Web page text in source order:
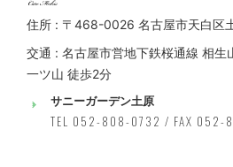
住所 : 〒468-0026 名古屋市天白区
交通 : 名古屋市営地下鉄桜通線 相生
一ツ山 徒歩2分
サニーガーデン土原
TEL 052-808-0732 / FAX 052-